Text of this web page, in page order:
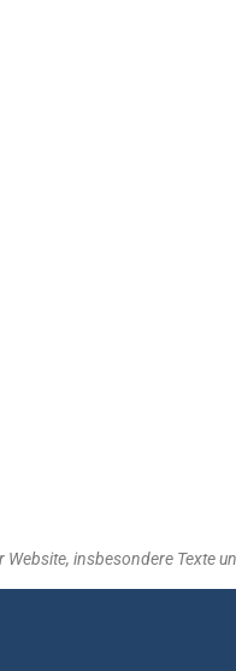
Website, insbesondere Texte